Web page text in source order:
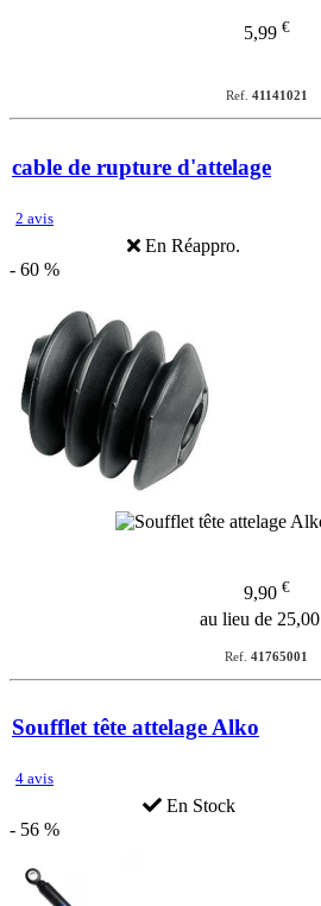
5,99 €
Ref. 41141021
cable de rupture d'attelage
2 avis
En Réappro.
- 60 %
9,90 €
au lieu de 25,00
Ref. 41765001
Soufflet tête attelage Alko
4 avis
En Stock
- 56 %